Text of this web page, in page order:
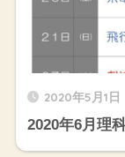
2020年5月1日
2020年6月理